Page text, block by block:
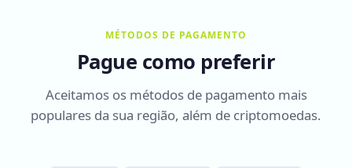
MÉTODOS DE PAGAMENTO
Pague como preferir
Aceitamos os métodos de pagamento mais
populares da sua região, além de criptomoedas.